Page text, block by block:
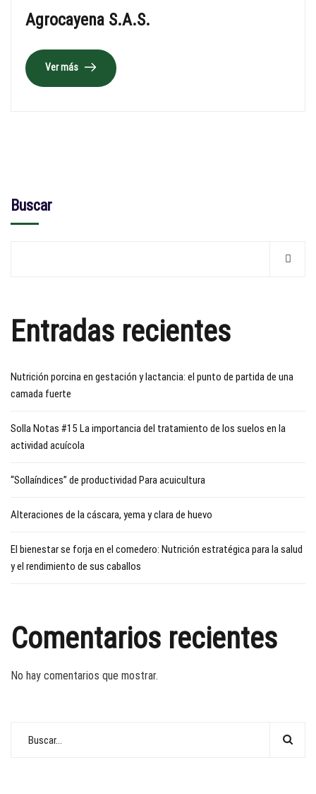
Agrocayena S.A.S.
Ver más
Buscar
Entradas recientes
Nutrición porcina en gestación y lactancia: el punto de partida de una
camada fuerte
Solla Notas #15 La importancia del tratamiento de los suelos en la
actividad acuícola
“Sollaíndices” de productividad Para acuicultura
Alteraciones de la cáscara, yema y clara de huevo
El bienestar se forja en el comedero: Nutrición estratégica para la salud
y el rendimiento de sus caballos
Comentarios recientes
No hay comentarios que mostrar.